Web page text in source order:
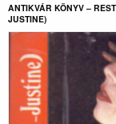
ANTIKVÁR KÖNYV –
JUSTINE)